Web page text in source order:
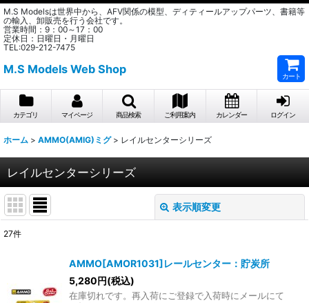
M.S Modelsは世界中から、AFV関係の模型、ディティールアップパーツ、書籍等
の輸入、卸販売を行う会社です。
営業時間：9：00～17：00
定休日：日曜日・月曜日
TEL:029-212-7475
M.S Models Web Shop
カート
カテゴリ マイページ 商品検索 ご利用案内 カレンダー ログイン
ホーム > AMMO(AMIG)ミグ > レイルセンターシリーズ
レイルセンターシリーズ
表示順変更
27件
AMMO[AMOR1031]レールセンター：貯炭所
5,280円(税込)
在庫切れです。再入荷にご登録で入荷時にメールにて